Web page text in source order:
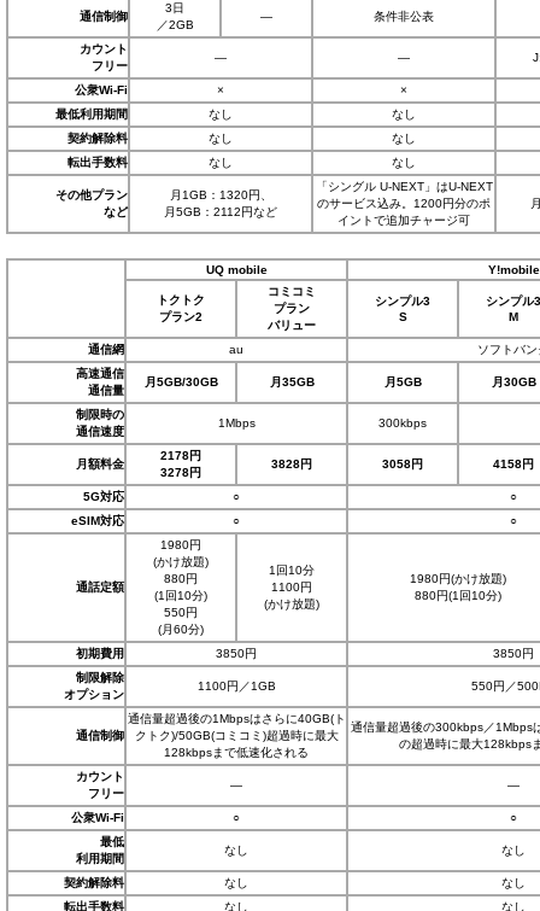
通信制御
3日
／2GB
― 条件非公表
カウント
フリー
― ―
公衆Wi-Fi ×
×
最低利用期間
なし
なし
契約解除料
なし
なし
転出手数料
なし なし
その他プラン
など
月1GB：1320円、
月5GB：2112円など
「シングル U-NEXT」はU-NEXT
のサービス込み。1200円分のポ
イントで追加チャージ可
UQ mobile Y!mobile
トクトク
プラン2
コミコミ
プラン
バリュー
シンプル3
S
シンプル3
M
通信網 au
ソフトバン
高速通信
通信量
月5GB/30GB 月35GB 月5GB 月30GB
制限時の
通信速度
1Mbps 300kbps
月額料金
2178円
3278円
3828円 3058円 4158円
5G対応 ○
○
eSIM対応
○ ○
通話定額
1980円
(かけ放題)
880円
(1回10分)
550円
(月60分)
1回10分
1100円
(かけ放題)
1980円(かけ放題)
880円(1回10分)
初期費用 3850円
3850円
制限解除
オプション
1100円／1GB 550円／
通信制御
通信量超過後の1Mbpsはさらに40GB(ト
クトク)/50GB(コミコミ)超過時に最大
128kbpsまで低速化される
通信量超過後の300kbps／1Mbps
の超過時に最大128kbps
カウント
フリー
― ―
公衆Wi-Fi ○
○
最低
利用期間
なし なし
契約解除料 なし
なし
転出手数料
なし なし